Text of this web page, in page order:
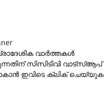
വാര്‍ത്തകള്‍
സിസിടിവി വാട്‌സ്ആപ്
ഇവിടെ ക്ലിക് ചെയ്യുക